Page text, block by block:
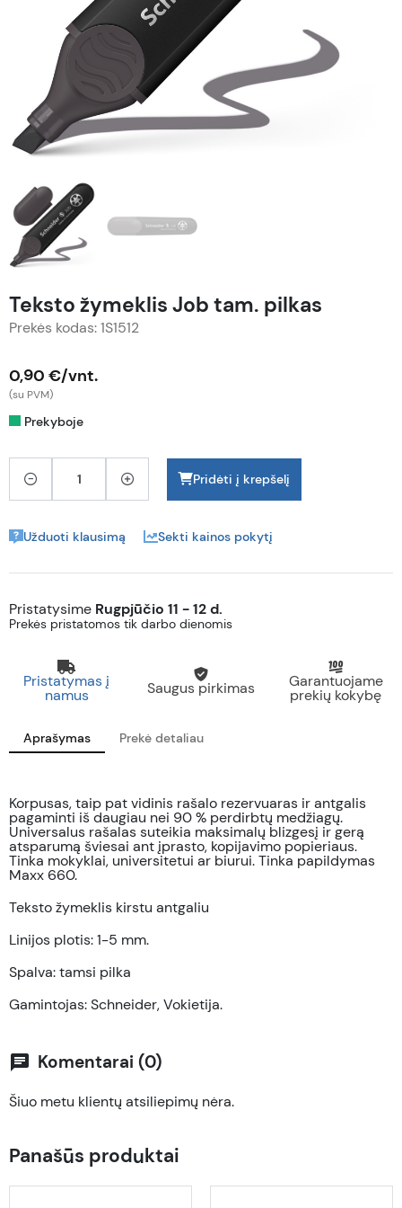
Teksto žymeklis Job tam. pilkas
Prekės kodas: 1S1512
0,90 €/vnt.
(su PVM)
Prekyboje
Pridėti į krepšelį
Užduoti klausimą Sekti kainos pokytį
Pristatysime Rugpjūčio 11 - 12 d.
Prekės pristatomos tik darbo dienomis
Pristatymas į
namus Saugus pirkimas Garantuojame
prekių kokybę
Aprašymas Prekė detaliau
Korpusas, taip pat vidinis rašalo rezervuaras ir antgalis
pagaminti iš daugiau nei 90 % perdirbtų medžiagų.
Universalus rašalas suteikia maksimalų blizgesį ir gerą
atsparumą šviesai ant įprasto, kopijavimo popieriaus.
Tinka mokyklai, universitetui ar biurui. Tinka papildymas
Maxx 660.
Teksto žymeklis kirstu antgaliu
Linijos plotis: 1-5 mm.
Spalva: tamsi pilka
Gamintojas: Schneider, Vokietija.
chat Komentarai (0)
Šiuo metu klientų atsiliepimų nėra.
Panašūs produktai